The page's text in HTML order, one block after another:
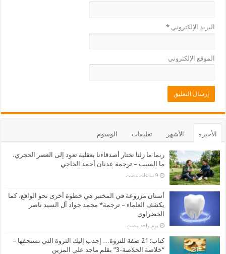
البريد الإلكتروني*
الموقع الإلكتروني
الأخيرة الأشهر تعليقات الوسوم
ربما ما زلنا نختار أصدقاءنا بعقلية تعود إلى العصر الحجري،
ما السبب – ترجمة عدنان أحمد الحاجي
أسنان مزروعة في المختبر هي خطوة أخرى نحو الواقع، كما
يكشف العلماء – ترجمة* محمد جواد آل السيد ناصر
الخضراوي
‏يوم واحد مضت
كتاب: 21 صفة للثروة… إجذب إليك الثروة التي تستحقها –
“خلاصة الخلاصة-3” بقلم ماجد علي المزين